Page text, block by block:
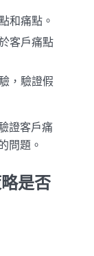
和痛點。
客戶痛點
，驗證假
證客戶痛
問題。
是否